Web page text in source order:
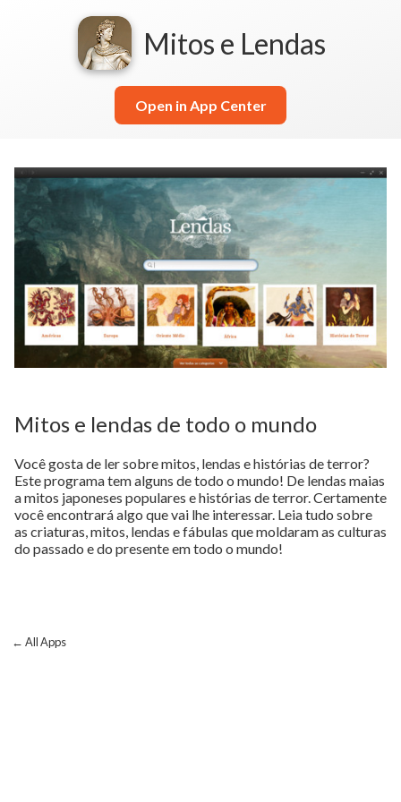
Mitos e Lendas
Open in App Center
Mitos e lendas de todo o mundo
Você gosta de ler sobre mitos, lendas e histórias de terror?
Este programa tem alguns de todo o mundo! De lendas maias
a mitos japoneses populares e histórias de terror. Certamente
você encontrará algo que vai lhe interessar. Leia tudo sobre
as criaturas, mitos, lendas e fábulas que moldaram as culturas
do passado e do presente em todo o mundo!
← All Apps